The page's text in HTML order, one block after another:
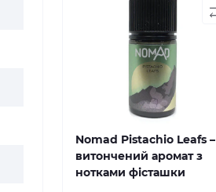
Nomad Pistachio Leafs –
витончений аромат з
нотками фісташки